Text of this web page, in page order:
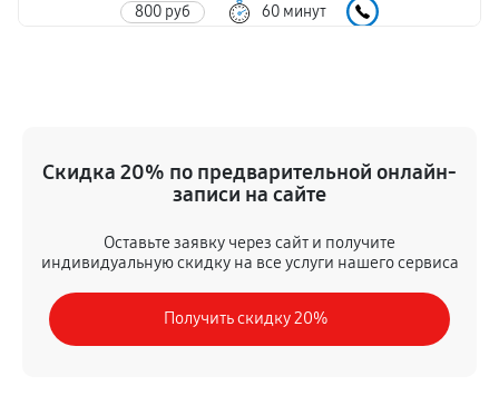
800 руб 60 минут
720 руб 60 минут
Ремонт испарителя
590 руб 60 минут
Замена таймера
Скидка 20% по предварительной онлайн-
записи на сайте
Оставьте заявку через сайт и получите
индивидуальную скидку на все услуги нашего сервиса
Получить скидку 20%